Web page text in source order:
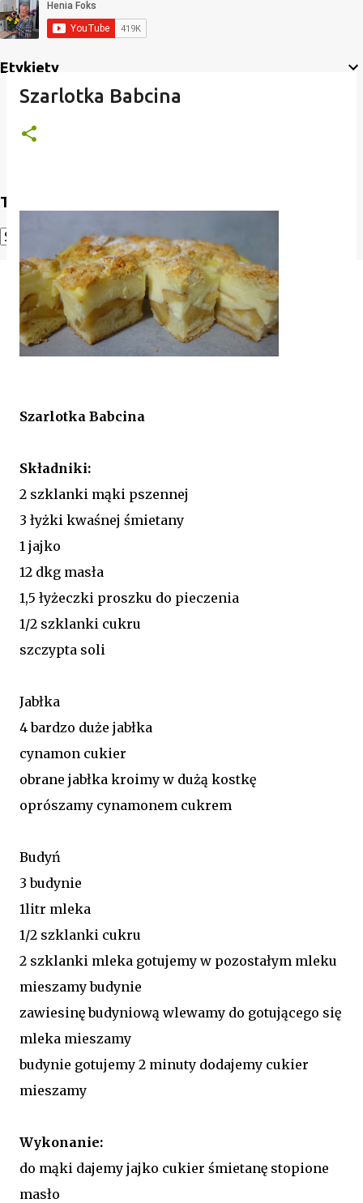
Etykiety
Translate
Powered by Translate
Szarlotka Babcina
Szarlotka Babcina
Składniki:
2 szklanki mąki pszennej
3 łyżki kwaśnej śmietany
1 jajko
12 dkg masła
1,5 łyżeczki proszku do pieczenia
1/2 szklanki cukru
szczypta soli
Jabłka
4 bardzo duże jabłka
cynamon cukier
obrane jabłka kroimy w dużą kostkę
oprószamy cynamonem cukrem
Budyń
3 budynie
1litr mleka
1/2 szklanki cukru
2 szklanki mleka gotujemy w pozostałym mleku
mieszamy budynie
zawiesinę budyniową wlewamy do gotującego się
mleka mieszamy
budynie gotujemy 2 minuty dodajemy cukier
mieszamy
Wykonanie:
do mąki dajemy jajko cukier śmietanę stopione
masło